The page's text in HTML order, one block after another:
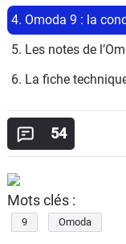
4. Omoda 9 : la
5. Les notes de
6. La fiche
54
Mots clés :
9 Omoda